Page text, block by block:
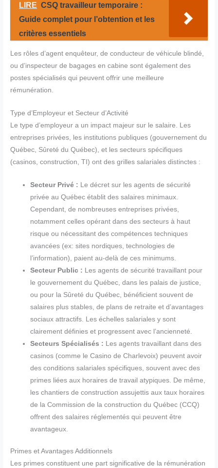
LIRE CSQ travailleur temporaire :
Guide complet pour l’obtention et les
critères essentiels
Les rôles d’agent enquêteur, de conducteur de véhicule blindé,
ou d’inspecteur de bagages en cabine sont également des
postes spécialisés qui peuvent offrir une meilleure
rémunération.
Type d’Employeur et Secteur d’Activité
Le type d’employeur a un impact majeur sur le salaire. Les
entreprises privées, les institutions publiques (gouvernement du
Québec, Sûreté du Québec), et les secteurs spécifiques
(casinos, construction, TI) ont des grilles salariales distinctes :
Secteur Privé : Le décret sur les agents de sécurité
privée au Québec établit des salaires minimaux.
Cependant, de nombreuses entreprises privées,
notamment celles opérant dans des secteurs à haut
risque ou nécessitant des compétences techniques
avancées (ex: sites nordiques, technologies de
l’information), paient au-delà de ces minimums.
Secteur Public : Les agents de sécurité travaillant pour
le gouvernement du Québec, dans les palais de justice,
ou pour la Sûreté du Québec, bénéficient souvent de
salaires plus stables, de plans de retraite et d’avantages
sociaux attractifs. Les échelles salariales y sont
clairement définies et progressent avec l’ancienneté.
Secteurs Spécialisés : Les agents travaillant dans des
casinos (comme le Casino de Charlevoix) peuvent avoir
des conditions salariales spécifiques, souvent avec des
primes liées aux horaires de travail atypiques. De même,
les chantiers de construction assujettis aux taux horaires
de la Commission de la construction du Québec (CCQ)
offrent des salaires réglementés qui peuvent être
avantageux.
Primes et Avantages Additionnels
Les primes constituent une part significative de la rémunération